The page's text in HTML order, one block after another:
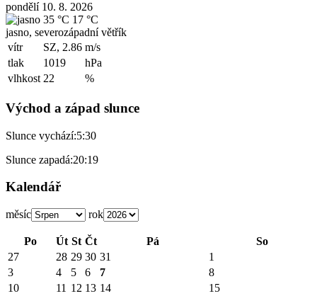
pondělí 10. 8. 2026
35 °C 17 °C
jasno, severozápadní větřík
vítr
SZ, 2.86 m/s
tlak
1019
hPa
vlhkost 22 %
Východ a západ slunce
Slunce vychází:5:30
Slunce zapadá:20:19
Kalendář
měsíc rok
Po Út St Čt Pá
So
27
28 29 30 31
1
3
4 5 6 7
8
10
11 12 13 14 15